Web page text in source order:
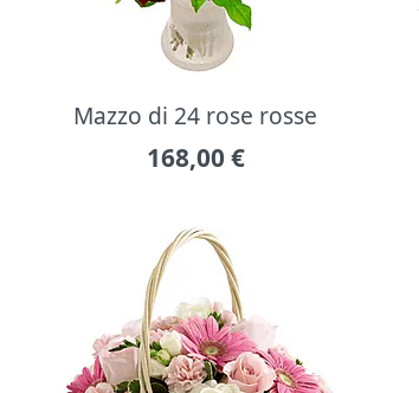
Mazzo di 24 rose rosse
168,00 €